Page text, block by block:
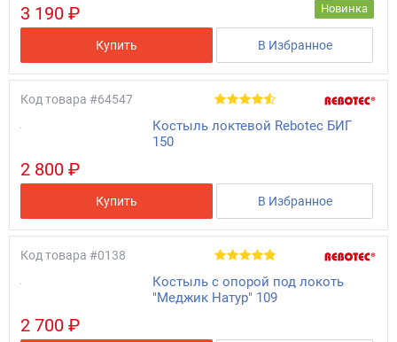
Новинка
3 190 ₽
Купить В Избранное
Код товара #64547
Костыль локтевой Rebotec БИГ
150
2 800 ₽
Купить В Избранное
Код товара #0138
Костыль с опорой под локоть
"Меджик Натур" 109
2 700 ₽